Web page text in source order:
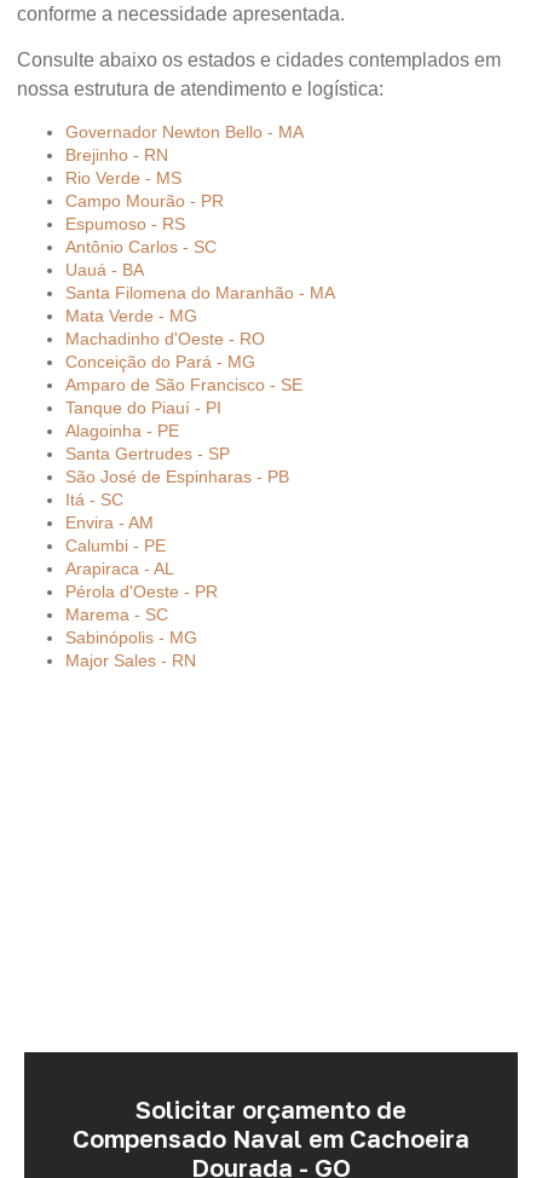
conforme a necessidade apresentada.
Consulte abaixo os estados e cidades contemplados em
nossa estrutura de atendimento e logística:
Governador Newton Bello - MA
Brejinho - RN
Rio Verde - MS
Campo Mourão - PR
Espumoso - RS
Antônio Carlos - SC
Uauá - BA
Santa Filomena do Maranhão - MA
Mata Verde - MG
Machadinho d'Oeste - RO
Conceição do Pará - MG
Amparo de São Francisco - SE
Tanque do Piauí - PI
Alagoinha - PE
Santa Gertrudes - SP
São José de Espinharas - PB
Itá - SC
Envira - AM
Calumbi - PE
Arapiraca - AL
Pérola d'Oeste - PR
Marema - SC
Sabinópolis - MG
Major Sales - RN
Solicitar orçamento de
Compensado Naval em Cachoeira
Dourada - GO